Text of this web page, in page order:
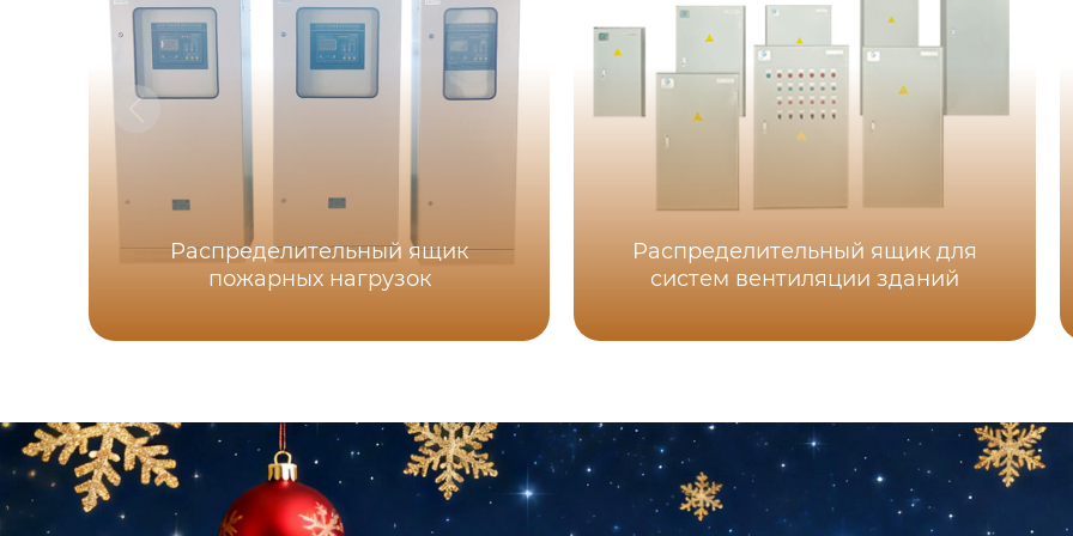
Распределительный ящик
пожарных нагрузок
Распределительный ящик для
систем вентиляции зданий